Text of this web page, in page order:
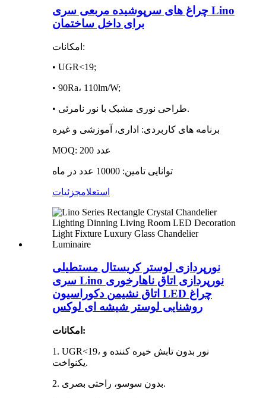
چراغ های سرپوشیده مربعی سری Lino
برای داخل ساختمان
امکانات:
• UGR<19;
• 90Ra، 110lm/W;
• طراحی نوری مشبک با نور نامرئی.
برنامه های کاربردی: اداری، آموزشی و غیره
MOQ: 200 عدد
توانایی تامین: 10000 عدد در ماه
استعلامجزئیات
نورپردازی لوستر کریستال مستطیلی
سری Lino نورپردازی اتاق ناهارخوری
اتاق نشیمن دکوراسیون LED چراغ
روشنایی لوستر شیشه ای لوکس
امکانات:
1. UGR<19، نور بدون تابش خیره کننده و
یکنواخت.
2. بدون سوسو، راحتی بصری.